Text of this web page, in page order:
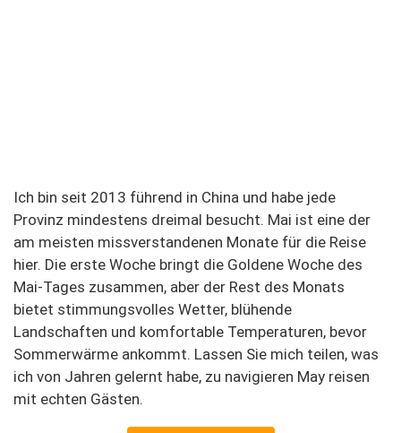
Ich bin seit 2013 führend in China und habe jede
Provinz mindestens dreimal besucht. Mai ist eine der
am meisten missverstandenen Monate für die Reise
hier. Die erste Woche bringt die Goldene Woche des
Mai-Tages zusammen, aber der Rest des Monats
bietet stimmungsvolles Wetter, blühende
Landschaften und komfortable Temperaturen, bevor
Sommerwärme ankommt. Lassen Sie mich teilen, was
ich von Jahren gelernt habe, zu navigieren May reisen
mit echten Gästen.